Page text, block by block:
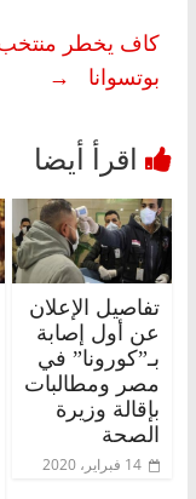
كاف يخطر منتخب
بوتسوانا
→
تفاصيل الإعلان
عن أول إصابة
بـ”كورونا” في
مصر ومطالبات
بإقالة وزيرة
الصحة
14 فبراير، 2020